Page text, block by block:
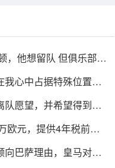
，他想留队 但俱乐部尚
心中占据特殊位置，
愿望，并希望得到理
欧元，提供4年税前
向巴萨理由，皇马对此